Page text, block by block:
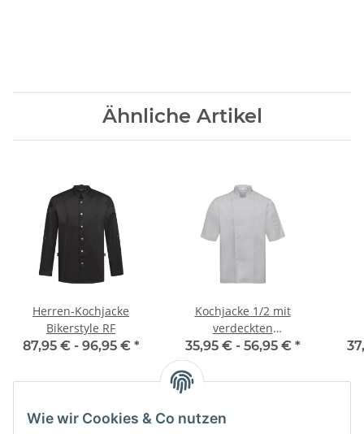
Ähnliche Artikel
Herren-Kochjacke
Bikerstyle RF
87,95 € - 96,95 € *
Kochjacke 1/2 mit
verdeckten
Druckknöpfen RF
35,95 € - 56,95 € *
Wie wir Cookies & Co nutzen